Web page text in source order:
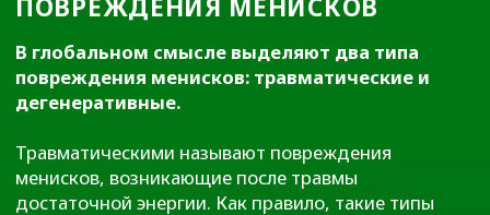
вы даетеСогласие на обработку
персональных данных